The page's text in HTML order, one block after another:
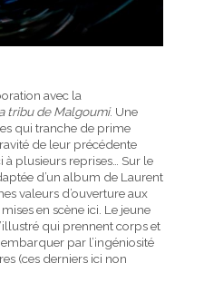
avec la
tribu de Malgoumi. Une
qui tranche de prime
de leur précédente
à plusieurs reprises… Sur le
d’un album de Laurent
valeurs d’ouverture aux
en scène ici. Le jeune
qui prennent corps et
embarquer par l’ingéniosité
(ces derniers ici non